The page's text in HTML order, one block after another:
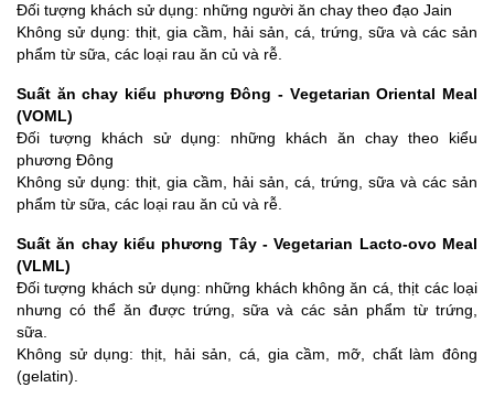
Đối tượng khách sử dụng: những người ăn chay theo đạo Jain
Không sử dụng: thịt, gia cầm, hải sản, cá, trứng, sữa và các sản
phẩm từ sữa, các loại rau ăn củ và rễ.
Suất ăn chay kiểu phương Đông - Vegetarian Oriental Meal
(VOML)
Đối tượng khách sử dụng: những khách ăn chay theo kiểu
phương Đông
Không sử dụng: thịt, gia cầm, hải sản, cá, trứng, sữa và các sản
phẩm từ sữa, các loại rau ăn củ và rễ.
Suất ăn chay kiểu phương Tây - Vegetarian Lacto-ovo Meal
(VLML)
Đối tượng khách sử dụng: những khách không ăn cá, thịt các loại
nhưng có thể ăn được trứng, sữa và các sản phẩm từ trứng,
sữa.
Không sử dụng: thịt, hải sản, cá, gia cầm, mỡ, chất làm đông
(gelatin).